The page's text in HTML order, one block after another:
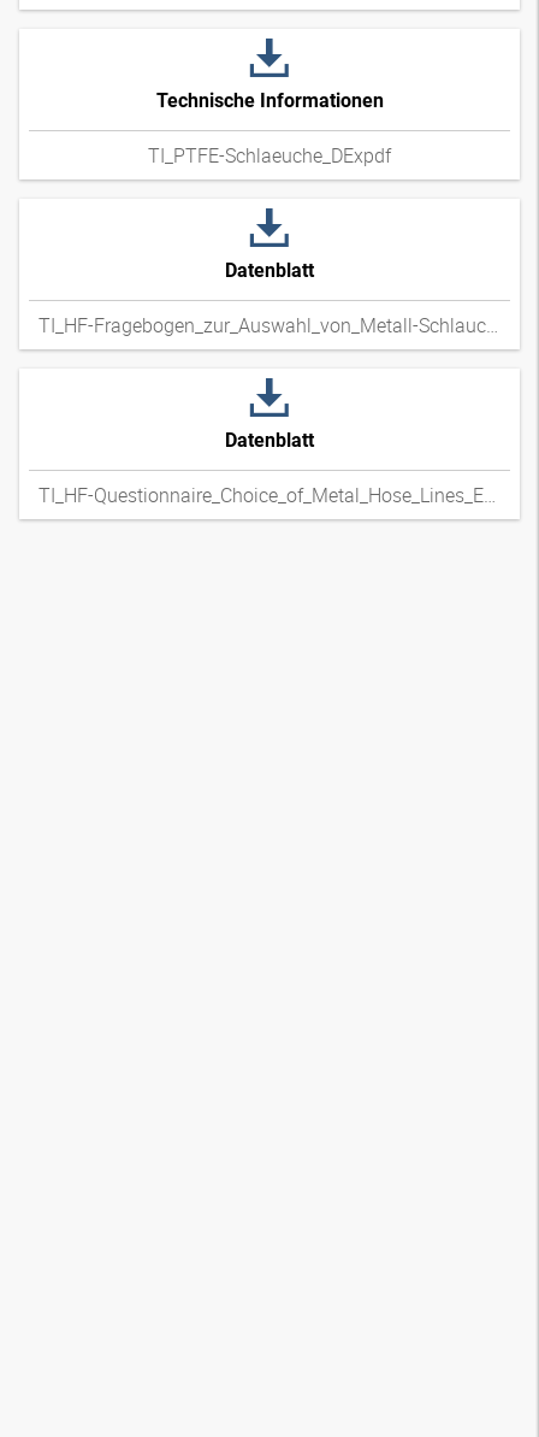
Technische Informationen
TI_PTFE-Schlaeuche_DExpdf
Datenblatt
TI_HF-Fragebogen_zur_Auswahl_von_Metall-Schlauchleitungen_DExpdf
Datenblatt
TI_HF-Questionnaire_Choice_of_Metal_Hose_Lines_ENxpdf